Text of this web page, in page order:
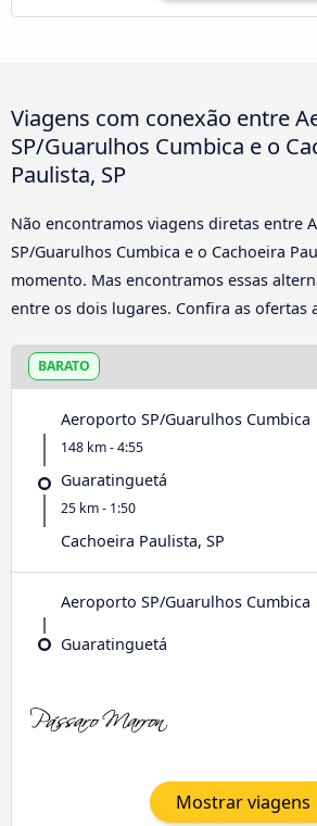
Viagens com conexão entre
SP/Guarulhos Cumbica e o
Paulista, SP
Não encontramos viagens diretas entre
SP/Guarulhos Cumbica e o Cachoeira
momento. Mas encontramos essas
entre os dois lugares. Confira as ofertas
BARATO
Aeroporto SP/Guarulhos Cumbica
148 km - 4:55
Guaratinguetá
25 km - 1:50
Cachoeira Paulista, SP
Aeroporto SP/Guarulhos Cumbica
Guaratinguetá
Mostrar viagens